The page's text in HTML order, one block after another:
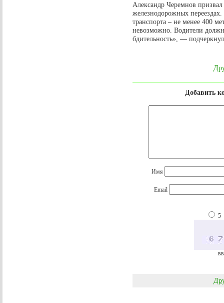
Александр Черемнов
железнодорожных
транспорта – не менее 400
невозможно. Водители
бдительность», —
Добавить
Имя
Email
5